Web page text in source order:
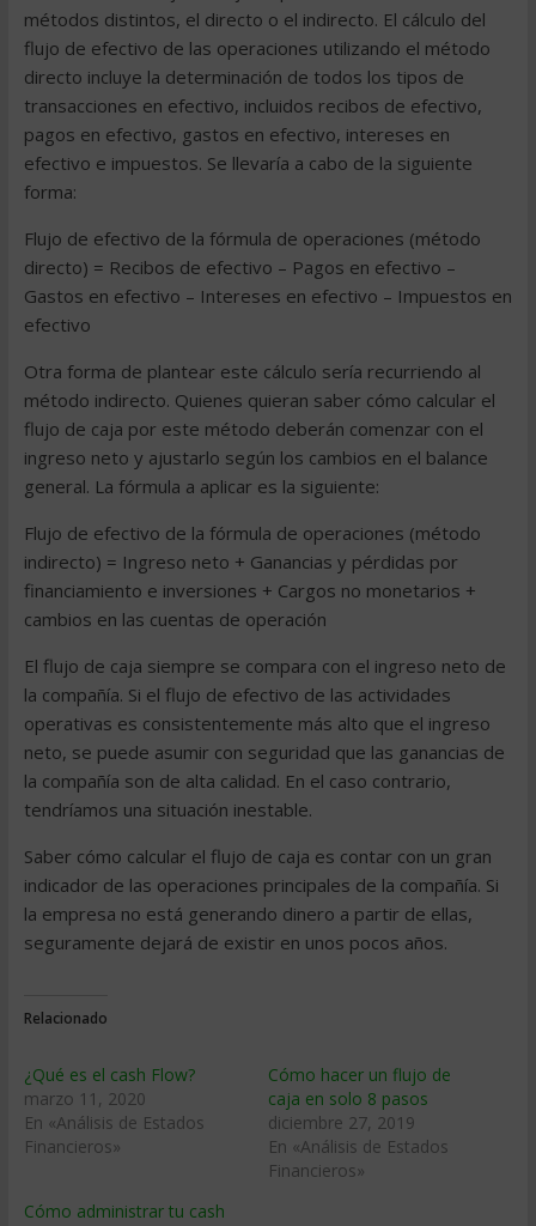
métodos distintos, el directo o el indirecto. El cálculo del
flujo de efectivo de las operaciones utilizando el método
directo incluye la determinación de todos los tipos de
transacciones en efectivo, incluidos recibos de efectivo,
pagos en efectivo, gastos en efectivo, intereses en
efectivo e impuestos. Se llevaría a cabo de la siguiente
forma:
Flujo de efectivo de la fórmula de operaciones (método
directo) = Recibos de efectivo – Pagos en efectivo –
Gastos en efectivo – Intereses en efectivo – Impuestos en
efectivo
Otra forma de plantear este cálculo sería recurriendo al
método indirecto. Quienes quieran saber cómo calcular el
flujo de caja por este método deberán comenzar con el
ingreso neto y ajustarlo según los cambios en el balance
general. La fórmula a aplicar es la siguiente:
Flujo de efectivo de la fórmula de operaciones (método
indirecto) = Ingreso neto + Ganancias y pérdidas por
financiamiento e inversiones + Cargos no monetarios +
cambios en las cuentas de operación
El flujo de caja siempre se compara con el ingreso neto de
la compañía. Si el flujo de efectivo de las actividades
operativas es consistentemente más alto que el ingreso
neto, se puede asumir con seguridad que las ganancias de
la compañía son de alta calidad. En el caso contrario,
tendríamos una situación inestable.
Saber cómo calcular el flujo de caja es contar con un gran
indicador de las operaciones principales de la compañía. Si
la empresa no está generando dinero a partir de ellas,
seguramente dejará de existir en unos pocos años.
Relacionado
¿Qué es el cash Flow?
marzo 11, 2020
En «Análisis de Estados
Financieros»
Cómo hacer un flujo de
caja en solo 8 pasos
diciembre 27, 2019
En «Análisis de Estados
Financieros»
Cómo administrar tu cash